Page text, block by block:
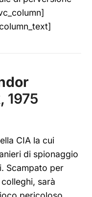
1975
CIA la cui
di spionaggio
Scampato per
sarà